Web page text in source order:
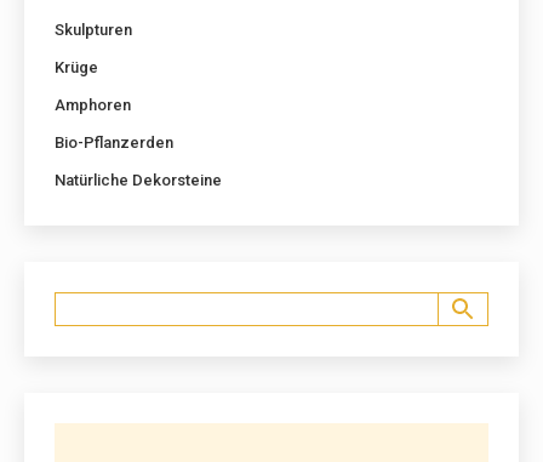
Skulpturen
Krüge
Amphoren
Bio-Pflanzerden
Natürliche Dekorsteine